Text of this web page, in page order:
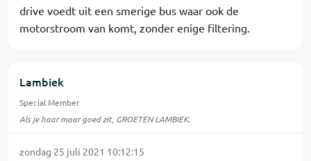
drive voedt uit een smerige bus waar ook de
motorstroom van komt, zonder enige filtering.
Lambiek
Special Member
Als je haar maar goed zit, GROETEN LAMBIEK.
zondag 25 juli 2021 10:12:15